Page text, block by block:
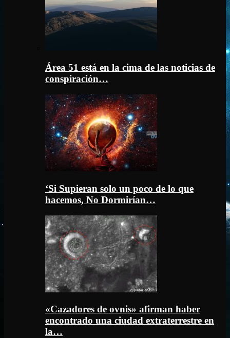
Área 51 está en la cima de las noticias de
conspiración…
‘Si Supieran solo un poco de lo que
hacemos, No Dormirían…
«Cazadores de ovnis» afirman haber
encontrado una ciudad extraterrestre en
la…